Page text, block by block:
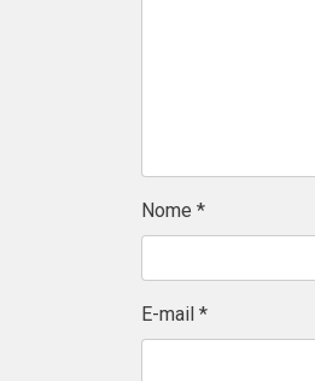
Nome *
E-mail *